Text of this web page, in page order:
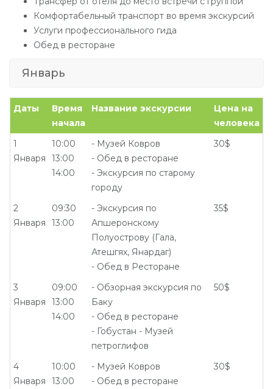
Комфортабельный транспорт во время экскурсий
Услуги профессионального гида
Обед в ресторане
Январь
Даты
Время
начала
Название экскурсии
Цена на
человека
1
Января
10:00
13:00
14:00
- Музей Ковров
- Обед в ресторане
- Экскурсия по старому
городу
30$
2
Января
09:30
13:00
- Экскурсия по
Апшеронскому
Полуострову (Гала,
Атешгях, Янардаг)
- Обед в Ресторане
35$
3
Января
09:00
13:00
14:00
- Обзорная экскурсия по
Баку
- Обед в ресторане
- Гобустан - Музей
петроглифов
50$
4
Января
10:00
13:00
- Музей Ковров
- Обед в ресторане
30$